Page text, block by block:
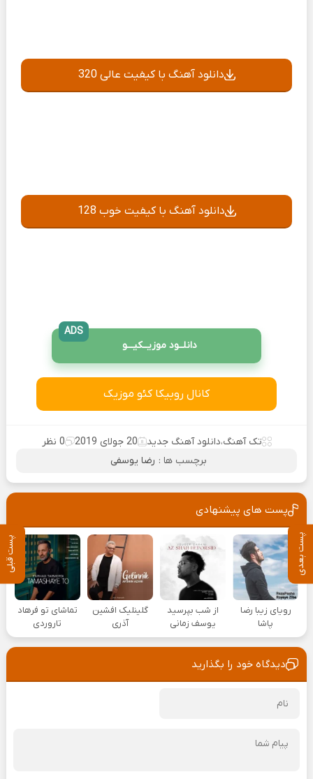
پست بعدی پست قبلی
دانلود آهنگ با کیفیت عالی 320
دانلود آهنگ با کیفیت خوب 128
دانلــود موزیــکیـــو
ADS
کانال روبیکا کئو موزیک
تک آهنگ،دانلود آهنگ جدید 20 جولای 2019
0 نظر
برچسب ها : رضا یوسفی
پست های پیشنهادی
رویای زیبا رضا
پاشا
از شب بپرسید
یوسف زمانی
گلینلیک افشین
آذری
تماشای تو فرهاد
تاروردی
دیدگاه خود را بگذارید